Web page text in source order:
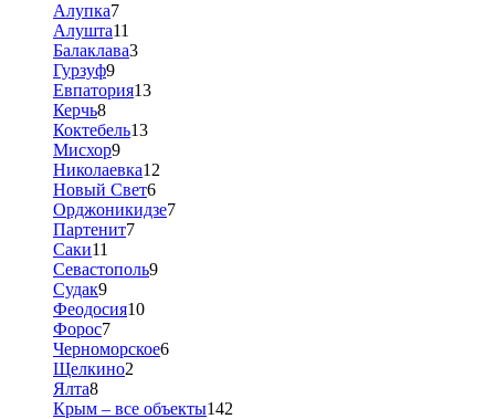
Алупка7
Алушта11
Балаклава3
Гурзуф9
Евпатория13
Керчь8
Коктебель13
Мисхор9
Николаевка12
Новый Свет6
Орджоникидзе7
Партенит7
Саки11
Севастополь9
Судак9
Феодосия10
Форос7
Черноморское6
Щелкино2
Ялта8
Крым – все объекты142